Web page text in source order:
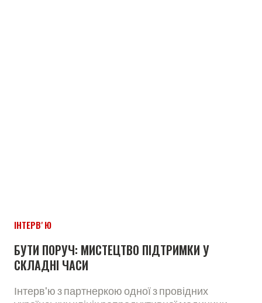
ІНТЕРВʼЮ
БУТИ ПОРУЧ: МИСТЕЦТВО ПІДТРИМКИ У
СКЛАДНІ ЧАСИ
Інтерв'ю з партнеркою одної з провідних